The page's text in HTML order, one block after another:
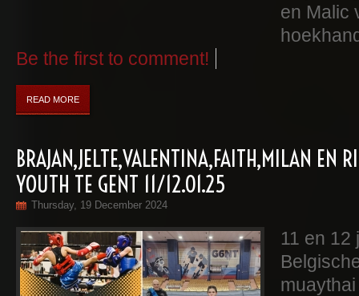
en Malic
Be the first to comment!
READ MORE
BRAJAN,JELTE,VALENTINA,FAITH,MILAN EN
YOUTH TE GENT 11/12.01.25
Thursday, 19 December 2024
11 en 12